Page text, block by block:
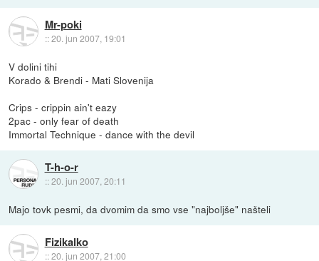
Mr-poki
::20. jun 2007, 19:01
V dolini tihi
Korado & Brendi - Mati Slovenija
Crips - crippin ain't eazy
2pac - only fear of death
Immortal Technique - dance with the devil
T-h-o-r
::20. jun 2007, 20:11
Majo tovk pesmi, da dvomim da smo vse "najboljše" našteli
Fizikalko
::20. jun 2007, 21:00